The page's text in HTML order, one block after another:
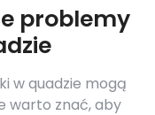
problemy
w quadzie mogą
warto znać, aby